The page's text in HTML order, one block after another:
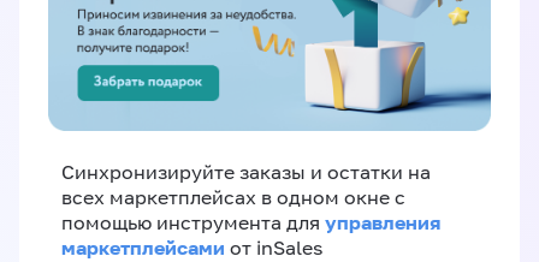
Синхронизируйте заказы и остатки на
всех маркетплейсах в одном окне с
помощью инструмента для управления
маркетплейсами от inSales